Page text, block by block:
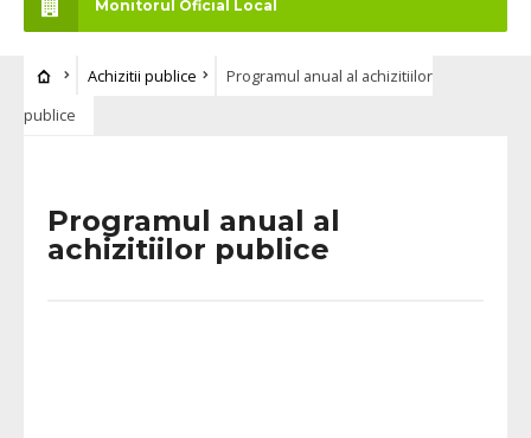
Monitorul Oficial Local
Achizitii publice
Programul anual al achizitiilor
publice
Programul anual al
achizitiilor publice